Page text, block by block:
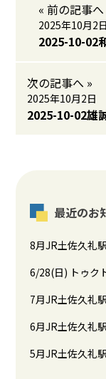
« 前の記事へ
2025年10月2日
2025-10-02
次の記事へ »
2025年10月2日
2025-10-02雄
最近のお
8月JR土佐久礼
6/28(日) トゥク
7月JR土佐久礼
6月JR土佐久礼
5月JR土佐久礼